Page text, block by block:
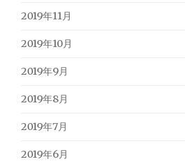
2019年11月
2019年10月
2019年9月
2019年8月
2019年7月
2019年6月